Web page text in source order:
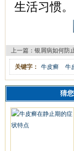
生活习惯。
上一篇： 银屑病如何防
关键字： 牛皮癣 牛
猜